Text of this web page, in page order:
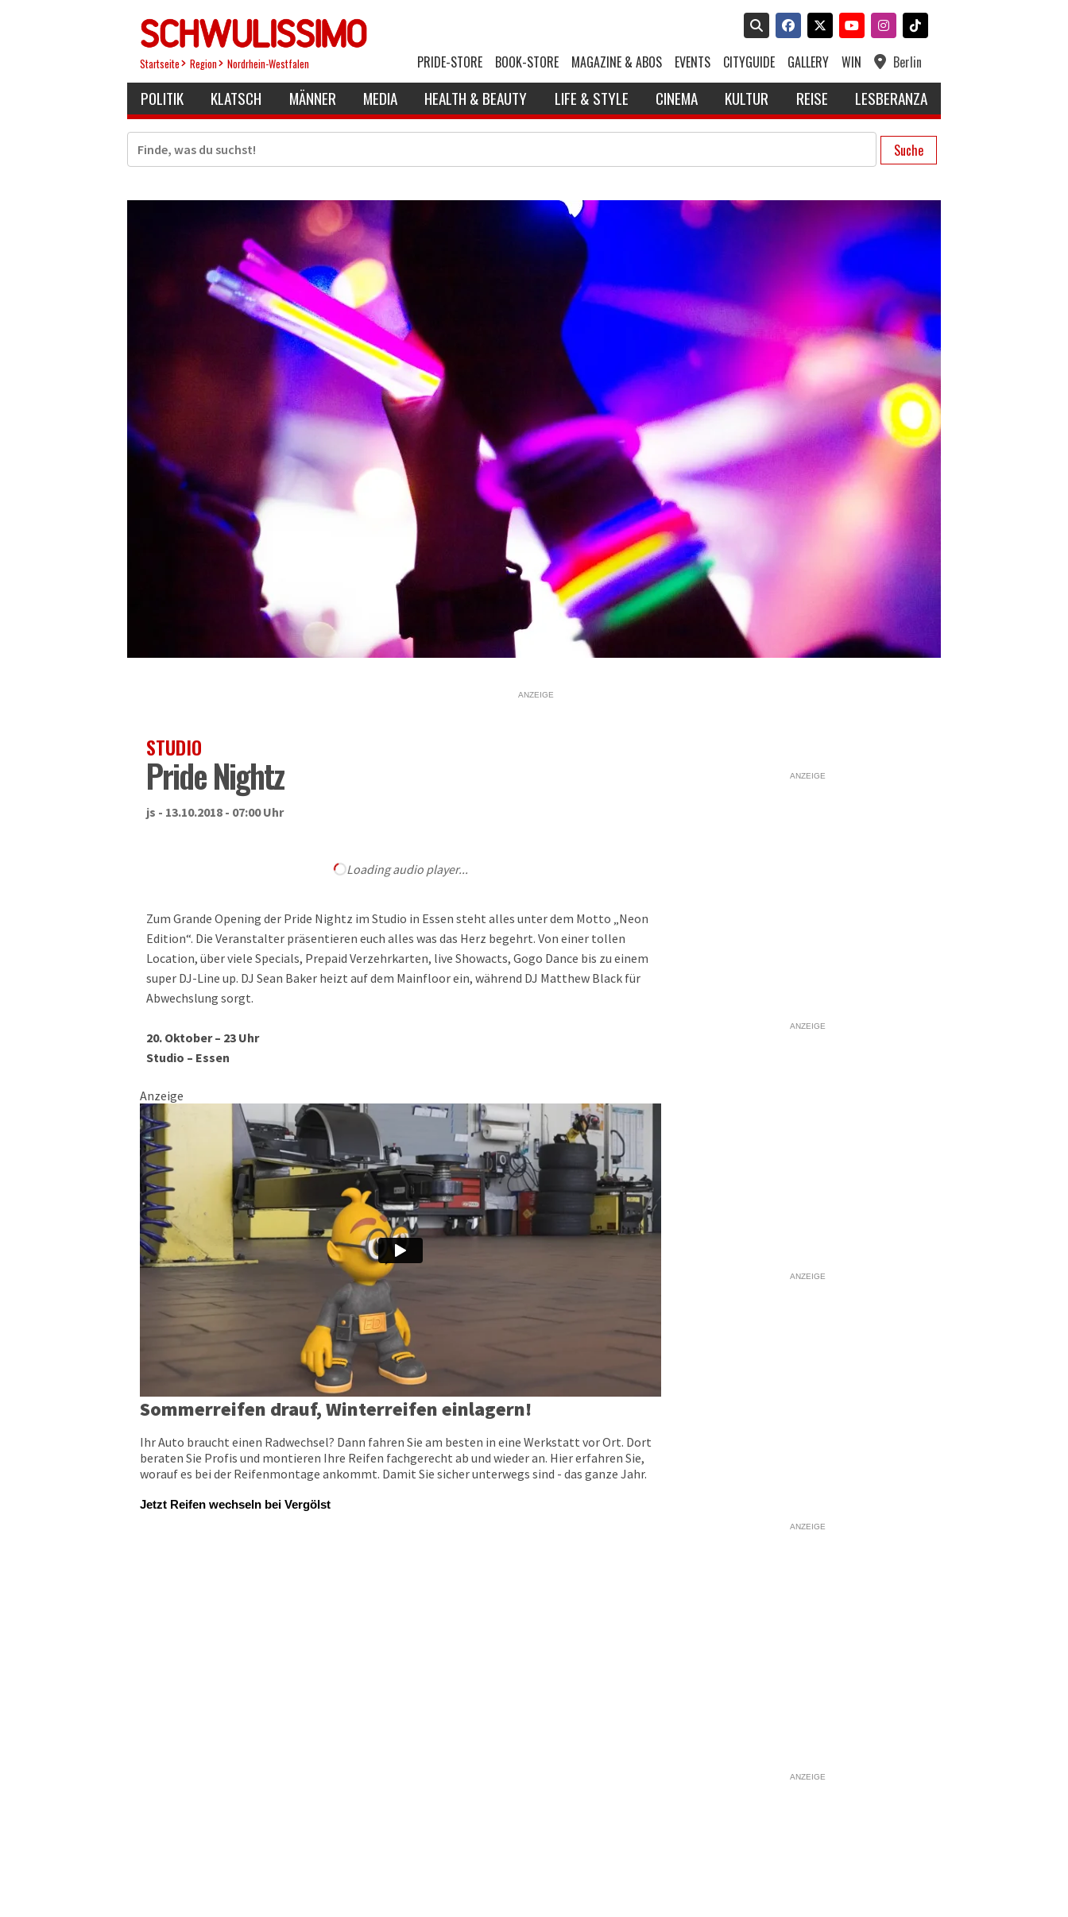
Startseite Region Nordrhein-Westfalen PRIDE-STORE BOOK-STORE MAGAZINE & ABOS EVENTS CITYGUIDE GALLERY WIN Berlin
POLITIK KLATSCH MÄNNER MEDIA HEALTH & BEAUTY LIFE & STYLE CINEMA KULTUR REISE LESBERANZA
Suche
ANZEIGE
STUDIO
Pride Nightz
js - 13.10.2018 - 07:00 Uhr
Loading audio player...
Zum Grande Opening der Pride Nightz im Studio in Essen steht alles unter dem Motto „Neon
Edition“. Die Veranstalter präsentieren euch alles was das Herz begehrt. Von einer tollen
Location, über viele Specials, Prepaid Verzehrkarten, live Showacts, Gogo Dance bis zu einem
super DJ-Line up. DJ Sean Baker heizt auf dem Mainfloor ein, während DJ Matthew Black für
Abwechslung sorgt.
20. Oktober – 23 Uhr
Studio – Essen
Anzeige
Sommerreifen drauf, Winterreifen einlagern!
Ihr Auto braucht einen Radwechsel? Dann fahren Sie am besten in eine Werkstatt vor Ort. Dort
beraten Sie Profis und montieren Ihre Reifen fachgerecht ab und wieder an. Hier erfahren Sie,
worauf es bei der Reifenmontage ankommt. Damit Sie sicher unterwegs sind - das ganze Jahr.
Jetzt Reifen wechseln bei Vergölst
ANZEIGE
ANZEIGE
ANZEIGE
ANZEIGE
ANZEIGE